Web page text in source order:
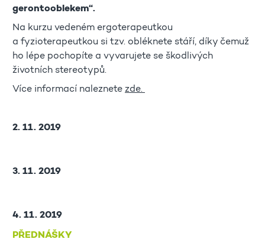
gerontooblekem“.
Na kurzu vedeném ergoterapeutkou
a fyzioterapeutkou si tzv. obléknete stáří, díky čemuž
ho lépe pochopíte a vyvarujete se škodlivých
životních stereotypů.
Více informací naleznete zde.
2. 11. 2019
3. 11. 2019
4. 11. 2019
PŘEDNÁŠKY